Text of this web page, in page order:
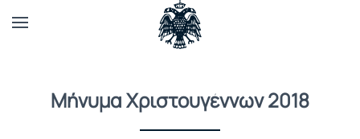
Μήνυμα Χριστουγέννων 2018